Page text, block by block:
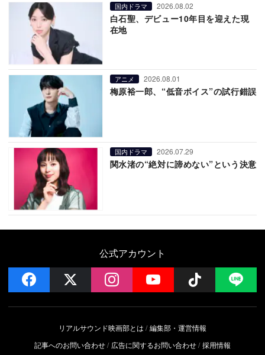
国内ドラマ 2026.08.02
白石聖、デビュー10年目を迎えた現
在地
アニメ 2026.08.01
梅原裕一郎、“低音ボイス”の試行錯誤
国内ドラマ 2026.07.29
関水渚の“絶対に諦めない”という決意
公式アカウント
facebook instagramYouTube Follow
リアルサウンド映画部とは
編集部・運営情報
記事へのお問い合わせ
広告に関するお問い合わせ 採用情報